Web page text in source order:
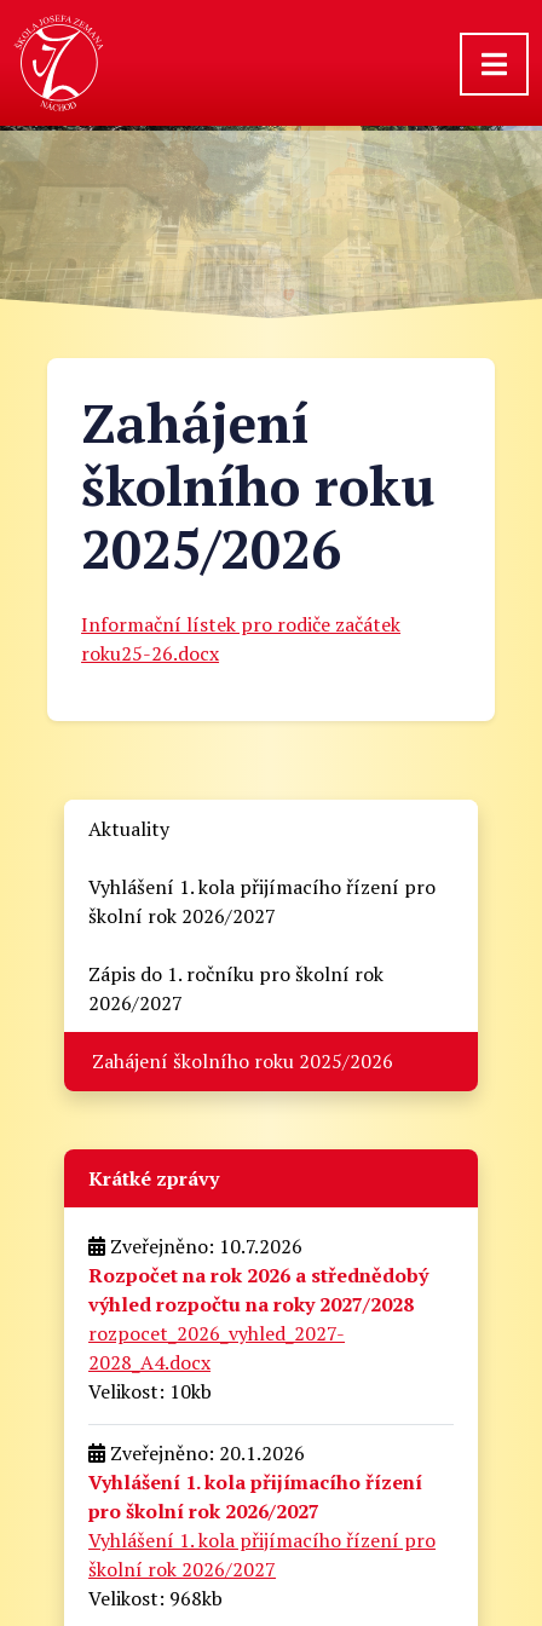
Zahájení
školního roku
2025/2026
Informační lístek pro rodiče začátek
roku25-26.docx
Aktuality
Vyhlášení 1. kola přijímacího řízení pro
školní rok 2026/2027
Zápis do 1. ročníku pro školní rok
2026/2027
Zahájení školního roku 2025/2026
Krátké zprávy
Zveřejněno: 10.7.2026
Rozpočet na rok 2026 a střednědobý
výhled rozpočtu na roky 2027/2028
rozpocet_2026_vyhled_2027-
2028_A4.docx
Velikost: 10kb
Zveřejněno: 20.1.2026
Vyhlášení 1. kola přijímacího řízení
pro školní rok 2026/2027
Vyhlášení 1. kola přijímacího řízení pro
školní rok 2026/2027
Velikost: 968kb